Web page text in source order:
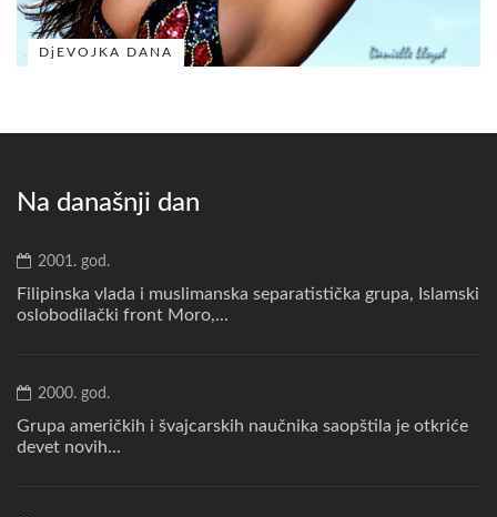
DjEVOJKA DANA
Na današnji dan
2001. god.
Filipinska vlada i muslimanska separatistička grupa, Islamski
oslobodilački front Moro,...
2000. god.
Grupa američkih i švajcarskih naučnika saopštila je otkriće
devet novih...